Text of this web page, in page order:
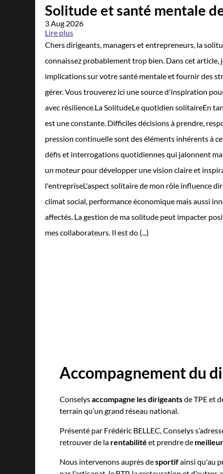
Solitude et santé mentale
3 Aug 2026
Lire plus
Chers dirigeants, managers et entrepreneurs, la
connaissez probablement trop bien. Dans cet article,
implications sur votre santé mentale et fournir des
gérer. Vous trouverez ici une source d'inspiration
avec résilience.La SolitudeLe quotidien solitaireEn
est une constante. Difficiles décisions à prendre,
pression continuelle sont des éléments inhérents à
défis et interrogations quotidiennes qui jalonnent
un moteur pour développer une vision claire et
l'entrepriseL'aspect solitaire de mon rôle influence
climat social, performance économique mais aussi
affectés. La gestion de ma solitude peut impacter
mes collaborateurs. Il est do (...)
Accompagnement du
Conselysaccompagne les dirigeantsde TPE et
terrain qu’un grand réseau national.
Présenté par Frédéric BELLEC, Conselys
retrouver de la rentabilité et prendre de
Nous intervenons auprès desportifainsi qu'au